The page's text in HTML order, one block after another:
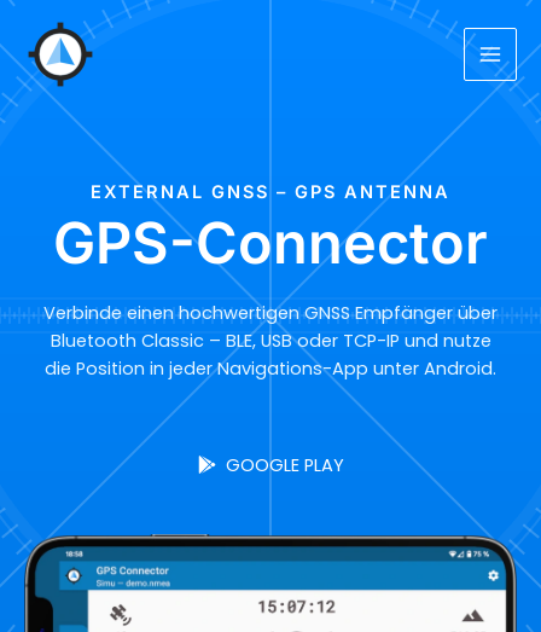
Zum
Inhalt
springen
EXTERNAL GNSS – GPS ANTENNA
GPS-Connector
Verbinde einen hochwertigen GNSS Empfänger über
Bluetooth Classic – BLE, USB oder TCP-IP und nutze
die Position in jeder Navigations-App unter Android.
GOOGLE PLAY